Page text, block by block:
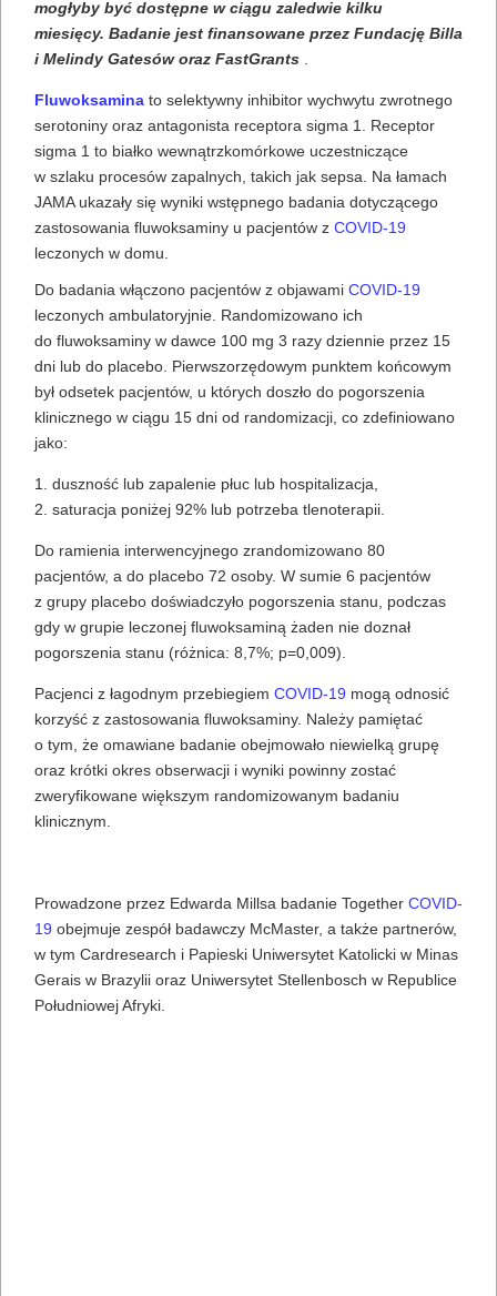
mogłyby być dostępne w ciągu zaledwie kilku
miesięcy. Badanie jest finansowane przez Fundację Billa
i Melindy Gatesów oraz FastGrants .
Fluwoksamina to selektywny inhibitor wychwytu zwrotnego
serotoniny oraz antagonista receptora sigma 1. Receptor
sigma 1 to białko wewnątrzkomórkowe uczestniczące
w szlaku procesów zapalnych, takich jak sepsa. Na łamach
JAMA ukazały się wyniki wstępnego badania dotyczącego
zastosowania fluwoksaminy u pacjentów z COVID-19
leczonych w domu.
Do badania włączono pacjentów z objawami COVID-19
leczonych ambulatoryjnie. Randomizowano ich
do fluwoksaminy w dawce 100 mg 3 razy dziennie przez 15
dni lub do placebo. Pierwszorzędowym punktem końcowym
był odsetek pacjentów, u których doszło do pogorszenia
klinicznego w ciągu 15 dni od randomizacji, co zdefiniowano
jako:
1. duszność lub zapalenie płuc lub hospitalizacja,
2. saturacja poniżej 92% lub potrzeba tlenoterapii.
Do ramienia interwencyjnego zrandomizowano 80
pacjentów, a do placebo 72 osoby. W sumie 6 pacjentów
z grupy placebo doświadczyło pogorszenia stanu, podczas
gdy w grupie leczonej fluwoksaminą żaden nie doznał
pogorszenia stanu (różnica: 8,7%; p=0,009).
Pacjenci z łagodnym przebiegiem COVID-19 mogą odnosić
korzyść z zastosowania fluwoksaminy. Należy pamiętać
o tym, że omawiane badanie obejmowało niewielką grupę
oraz krótki okres obserwacji i wyniki powinny zostać
zweryfikowane większym randomizowanym badaniu
klinicznym.
Prowadzone przez Edwarda Millsa badanie Together COVID-
19 obejmuje zespół badawczy McMaster, a także partnerów,
w tym Cardresearch i Papieski Uniwersytet Katolicki w Minas
Gerais w Brazylii oraz Uniwersytet Stellenbosch w Republice
Południowej Afryki.